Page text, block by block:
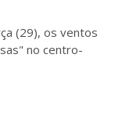
(29), os ventos
no centro-